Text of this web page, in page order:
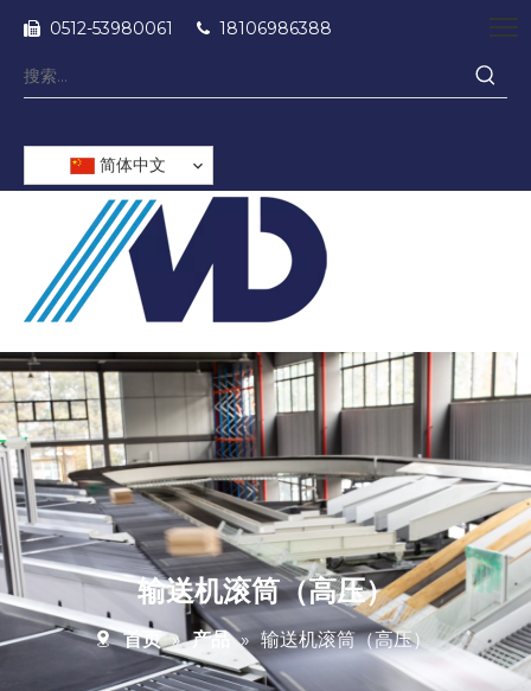
 0512-53980061  18106986388
简体中文
输送机滚筒（高压）
首页 » 产品 » 输送机滚筒（高压）